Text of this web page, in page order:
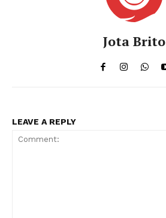
Jota Brito
LEAVE A REPLY